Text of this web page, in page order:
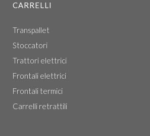
CARRELLI
Transpallet
Stoccatori
Trattori elettrici
Frontali elettrici
Frontali termici
Carrelli retrattili